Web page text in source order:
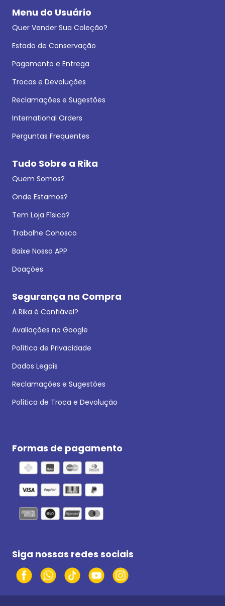
Menu do Usuário
Quer Vender Sua Coleção?
Estado de Conservação
Pagamento e Entrega
Trocas e Devoluções
Reclamações e Sugestões
International Orders
Perguntas Frequentes
Tudo Sobre a Rika
Quem Somos?
Onde Estamos?
Tem Loja Física?
Trabalhe Conosco
Baixe Nosso APP
Doações
Segurança na Compra
A Rika é Confiável?
Avaliações no Google
Política de Privacidade
Dados Legais
Reclamações e Sugestões
Política de Troca e Devolução
Formas de pagamento
Siga nossas redes sociais